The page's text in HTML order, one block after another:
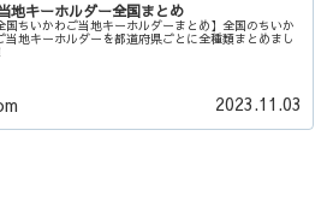
地キーホルダー全国まとめ
国ちいかわご当地キーホルダーまとめ】全国のちいか
当地キーホルダーを都道府県ごとに全種類まとめまし
2023.11.03